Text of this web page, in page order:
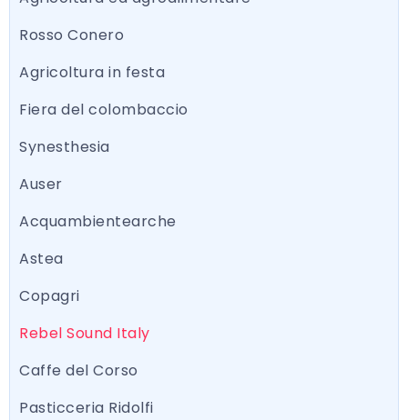
Rosso Conero
Agricoltura in festa
Fiera del colombaccio
Synesthesia
Auser
Acquambientearche
Astea
Copagri
Rebel Sound Italy
Caffe del Corso
Pasticceria Ridolfi